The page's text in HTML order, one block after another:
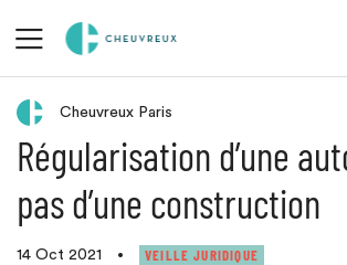
Retour aux actualités
Cheuvreux Paris
Régularisation d’une
pas d’une construction
14 Oct 2021 • VEILLE JURIDIQUE